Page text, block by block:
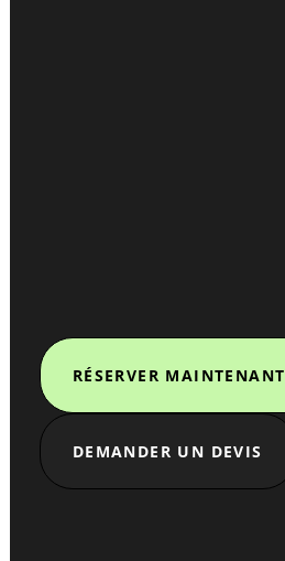
RÉSERVER MAINTENANT
DEMANDER UN DEVIS